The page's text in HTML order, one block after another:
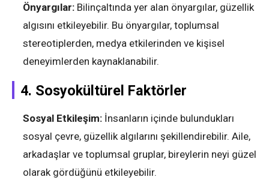
Önyargılar: Bilinçaltında yer alan önyargılar, güzellik
algısını etkileyebilir. Bu önyargılar, toplumsal
stereotiplerden, medya etkilerinden ve kişisel
deneyimlerden kaynaklanabilir.
4. Sosyokültürel Faktörler
Sosyal Etkileşim: İnsanların içinde bulundukları
sosyal çevre, güzellik algılarını şekillendirebilir. Aile,
arkadaşlar ve toplumsal gruplar, bireylerin neyi güzel
olarak gördüğünü etkileyebilir.